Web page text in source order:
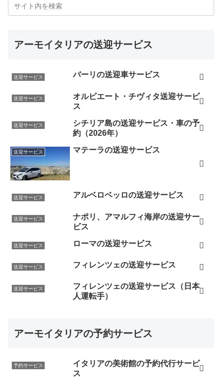
アーモイタリアの送迎サービス
送迎サービス バーリの送迎車サービス
送迎サービス
オルビエート・チヴィタ送迎サービ
ス
送迎サービス
シチリア島の送迎サービス・車の予
約（2026年）
送迎サービス マテーラの送迎サービス
送迎サービス アルベロベッロの送迎サービス
送迎サービス
ナポリ、アマルフィ海岸の送迎サー
ビス
送迎サービス ローマの送迎サービス
送迎サービス フィレンツェの送迎サービス
送迎サービス
フィレンツェの送迎サービス（日本
人運転手）
アーモイタリアの予約サービス
予約サービス
イタリアの美術館の予約代行サービ
ス